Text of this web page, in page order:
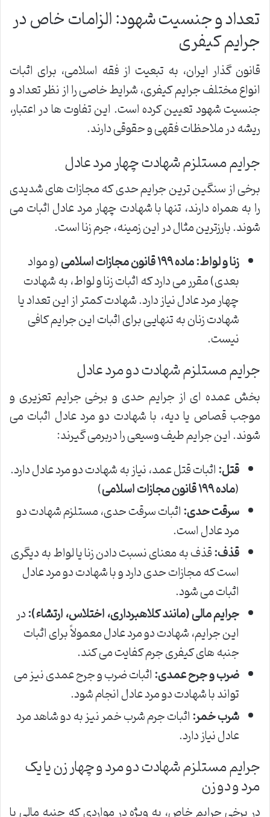
تعداد و جنسیت شهود: الزامات خاص در
جرایم کیفری
قانون گذار ایران، به تبعیت از فقه اسلامی، برای اثبات
انواع مختلف جرایم کیفری، شرایط خاصی را از نظر تعداد و
جنسیت شهود تعیین کرده است. این تفاوت ها در اعتبار،
ریشه در ملاحظات فقهی و حقوقی دارند.
جرایم مستلزم شهادت چهار مرد عادل
برخی از سنگین ترین جرایم حدی که مجازات های شدیدی
را به همراه دارند، تنها با شهادت چهار مرد عادل اثبات می
شوند. بارزترین مثال در این زمینه، جرم زنا است.
زنا و لواط:ماده ۱۹۹ قانون مجازات اسلامی
(و مواد
بعدی) مقرر می دارد که اثبات زنا و لواط، به شهادت
چهار مرد عادل نیاز دارد. شهادت کمتر از این تعداد یا
شهادت زنان به تنهایی برای اثبات این جرایم کافی
نیست.
جرایم مستلزم شهادت دو مرد عادل
بخش عمده ای از جرایم حدی و برخی جرایم تعزیری و
موجب قصاص یا دیه، با شهادت دو مرد عادل اثبات می
شوند. این جرایم طیف وسیعی را دربرمی گیرند:
قتل:اثبات قتل عمد، نیاز به شهادت دو مرد عادل دارد.
(ماده ۱۹۹ قانون مجازات اسلامی
)
سرقت حدی:اثبات سرقت حدی، مستلزم شهادت دو
مرد عادل است.
قذف:قذف به معنای نسبت دادن زنا یا لواط به دیگری
است که مجازات حدی دارد و با شهادت دو مرد عادل
اثبات می شود.
جرایم مالی (مانند کلاهبرداری، اختلاس، ارتشاء):در
این جرایم، شهادت دو مرد عادل معمولاً برای اثبات
جنبه های کیفری جرم کفایت می کند.
ضرب و جرح عمدی:اثبات ضرب و جرح عمدی نیز می
تواند با شهادت دو مرد عادل انجام شود.
شرب خمر:اثبات جرم شرب خمر نیز به دو شاهد مرد
عادل نیاز دارد.
جرایم مستلزم شهادت دو مرد و چهار زن یا یک
مرد و دو زن